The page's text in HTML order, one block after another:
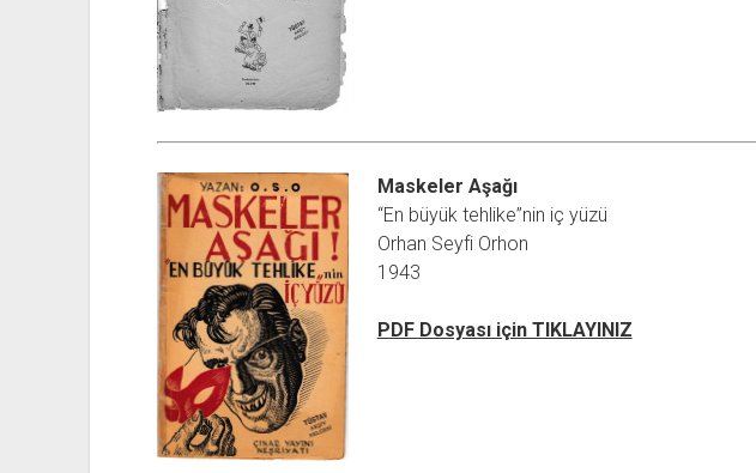
Maskeler Aşağı
“En büyük tehlike”nin iç yüzü
Orhan Seyfi Orhon
1943
PDF Dosyası için TIKLAYINIZ